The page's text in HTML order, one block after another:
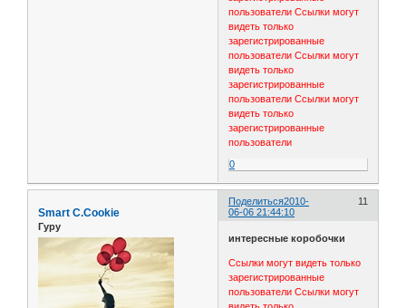
пользователи Ссылки могут
видеть только
зарегистрированные
пользователи Ссылки могут
видеть только
зарегистрированные
пользователи Ссылки могут
видеть только
зарегистрированные
пользователи
0
Поделиться 11
2010-
06-06 21:44:10
Smart C.Cookie
Гуру
интересные коробочки
Ссылки могут видеть только
зарегистрированные
пользователи Ссылки могут